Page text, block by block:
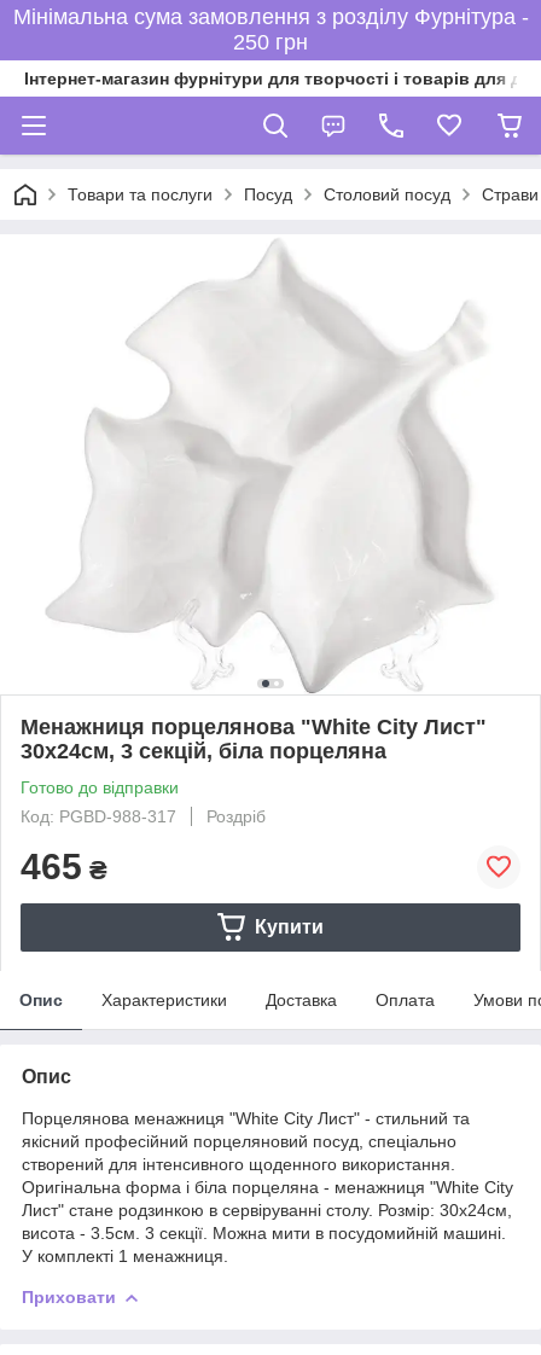
Мінімальна сума замовлення з розділу Фурнітура -
250 грн
Інтернет-магазин фурнітури для творчості і товарів для
Товари та послуги Посуд Столовий посуд Страви
Менажниця порцелянова "White City Лист"
30х24см, 3 секцій, біла порцеляна
Готово до відправки
Код: PGBD-988-317
Роздріб
465 ₴
Купити
Опис Характеристики Доставка Оплата Умови
Опис
Порцелянова менажниця "White City Лист" - стильний та
якісний професійний порцеляновий посуд, спеціально
створений для інтенсивного щоденного використання.
Оригінальна форма і біла порцеляна - менажниця "White City
Лист" стане родзинкою в сервіруванні столу. Розмір: 30х24см,
висота - 3.5см. 3 секції. Можна мити в посудомийній машині.
У комплекті 1 менажниця.
Приховати